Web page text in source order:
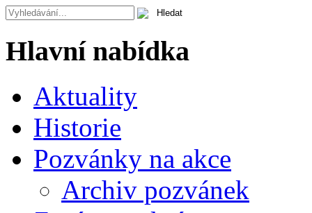
Hlavní nabídka
Aktuality
Historie
Pozvánky na akce
Archiv pozvánek